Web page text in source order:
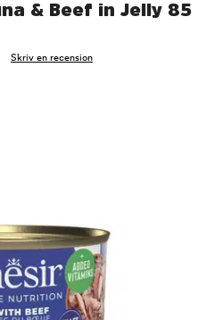
& Beef in Jelly 85
Skriv en recension